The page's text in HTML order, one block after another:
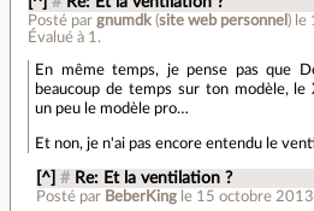
Posté pargnumdk (site web personnel ) le
Évalué à 1 .
En même temps, je pense pas que
beaucoup de temps sur ton modèle, le
un peu le modèle pro…
Et non, je n'ai pas encore entendu le
[^] # Re: Et la ventilation ?
Posté par BeberKing le 15 octobre